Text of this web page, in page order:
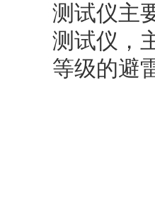
测试仪主
测试仪，
等级的避